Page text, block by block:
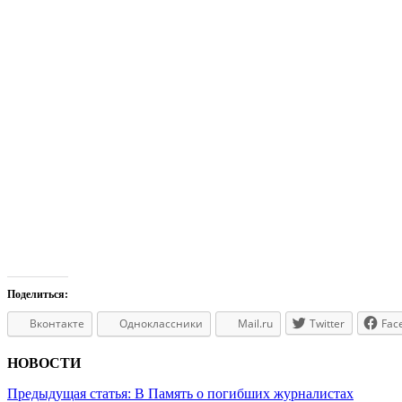
Поделиться:
Вконтакте Одноклассники Mail.ru Twitter
НОВОСТИ
Предыдущая статья: В Память о погибших журналистах